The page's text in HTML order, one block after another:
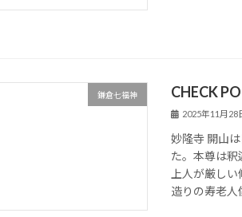
鎌倉七福神 CHECK
2025年11月28
妙隆寺 開山
た。本尊は
上人が厳し
造りの寿老